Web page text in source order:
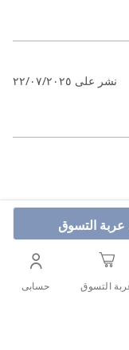
التسوق
نشر على ٢٢/٠٧/٢٠٢٥
التسوق حسابى